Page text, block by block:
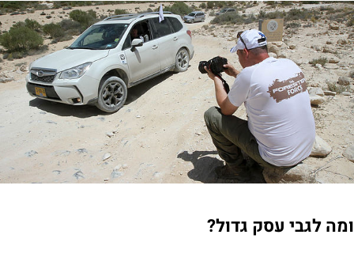
ומה לגבי עסק גדול?